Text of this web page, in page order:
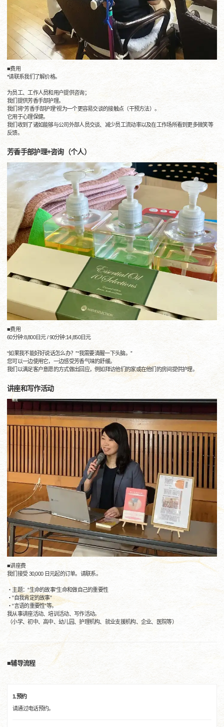
■费用
*请联系我们了解价格。
为员工、工作人员和用户提供咨询；
我们提供芳香手部护理。
我们将“芳香手部护理”视为一个更容易交谈的接触点（干预方法）。
它用于心理保健。
我们收到了诸如能够与公司外部人员交谈、减少员工流动率以及在工作场所看到更多微笑等
反馈。
芳香手部护理+咨询（个人）
■费用
60分钟:8,800日元 / 90分钟:14,850日元
“如果我不能好好说话怎么办？”“我需要清醒一下头脑。”
您可以一边使用它，一边感受芳香气味的舒缓。
我们以满足客户意愿的方式做出回应，例如拜访他们的家或在他们的房间提供护理。
讲座和写作活动
■讲座费
我们接受 30,000 日元起的订单。请联系。
・主题：“生命的故事”生命和做自己的重要性
・”自我肯定的故事”
・“言语的重要性”等。
我从事讲座活动、培训活动、写作活动。
（小学、初中、高中、幼儿园、护理机构、就业支援机构、企业、医院等）
■辅导流程
1.预约
请通过电话预约。